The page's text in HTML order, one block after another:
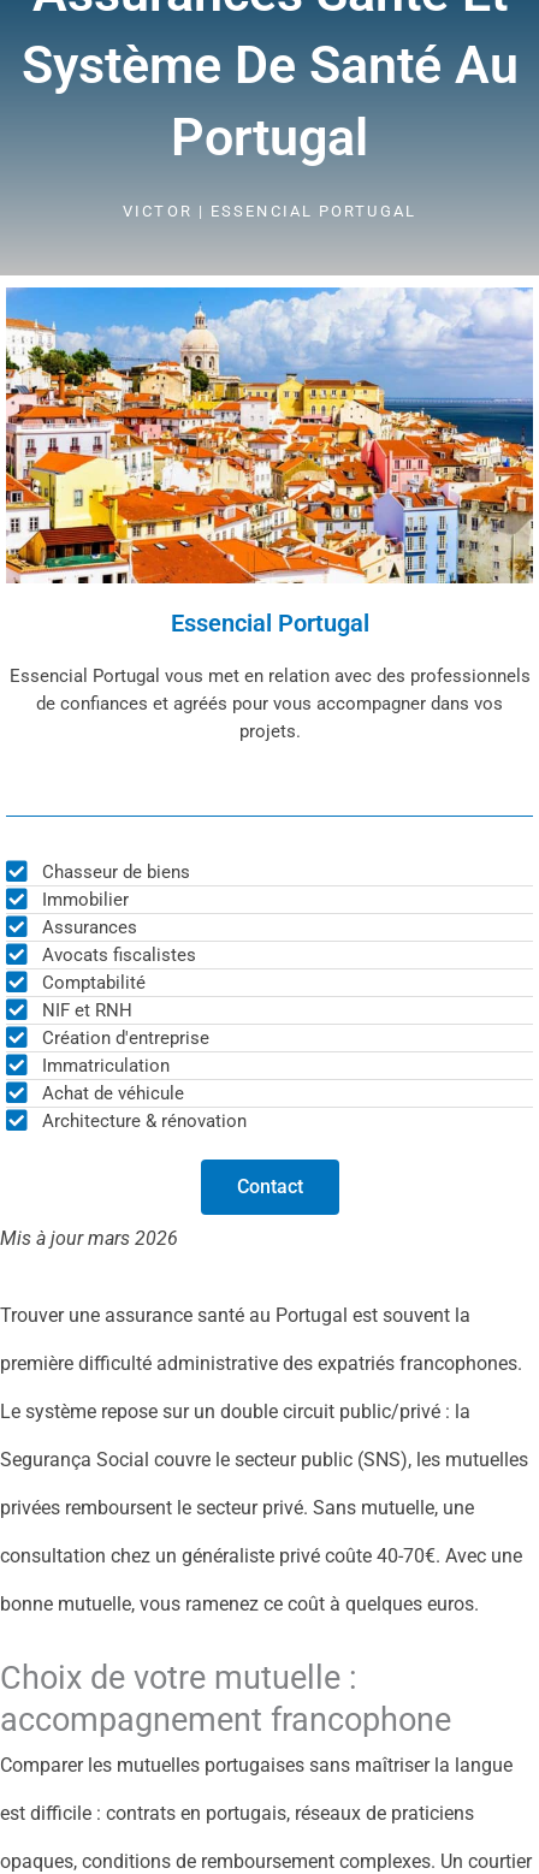
Système De Santé Au
Portugal
VICTOR | ESSENCIAL PORTUGAL
Mis à jour mars 2026
Trouver une assurance santé au Portugal est souvent la
première difficulté administrative des expatriés francophones.
Le système repose sur un double circuit public/privé : la
Segurança Social couvre le secteur public (SNS), les mutuelles
privées remboursent le secteur privé. Sans mutuelle, une
consultation chez un généraliste privé coûte 40-70€. Avec une
bonne mutuelle, vous ramenez ce coût à quelques euros.
Choix de votre mutuelle :
accompagnement francophone
Comparer les mutuelles portugaises sans maîtriser la langue
est difficile : contrats en portugais, réseaux de praticiens
opaques, conditions de remboursement complexes. Un courtier
Essencial Portugal
Essencial Portugal vous met en relation avec des professionnels
de confiances et agréés pour vous accompagner dans vos
projets.
Chasseur de biens
Immobilier
Assurances
Avocats fiscalistes
Comptabilité
NIF et RNH
Création d'entreprise
Immatriculation
Achat de véhicule
Architecture & rénovation
Contact